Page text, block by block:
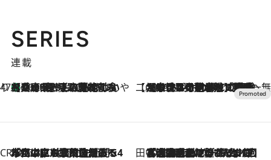
SERIES
連載
47都道府県の手みやげ ひんやりスイーツで夏を満喫
2026.8.8
【兵庫県】この夏絶対食べたい 冷やしておいしいおやつ3選 淡路島の恵みをジェラートに集約 【CREA×星野リゾート】唯一無二。癒しと発見が待つ場所へ
2026.8.7
【トンボの足水浴】ヒノキの香りに包まれて涼感マックス！約13℃の湧水かけ流しを避暑地「星野温泉 トンボの湯」で体験
CREA'S CHOICE
2026.8.7
「立川にも歌舞伎があるんだよ」 片岡仁左衛門・市川中車ら豪華座組みで4年目の立川立飛歌舞伎へ 田中稲の勝手に再ブーム
2026.8.7
「湘南乃風に憧れて」観客大盛上がりの“タオル回し”に、ラッパー顔負けの高速歌唱まで…さだまさし（74）のアグレッシブすぎる現在地